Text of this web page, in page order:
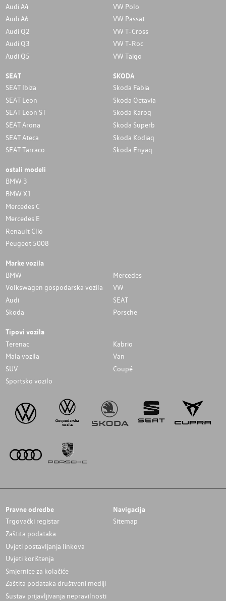
Audi A4
Audi A6
Audi Q2
Audi Q3
Audi Q5
VW Polo
VW Passat
VW T-Cross
VW T-Roc
VW Taigo
SEAT
SEAT Ibiza
SEAT Leon
SEAT Leon ST
SEAT Arona
SEAT Ateca
SEAT Tarraco
SKODA
Skoda Fabia
Skoda Octavia
Skoda Karoq
Skoda Superb
Skoda Kodiaq
Skoda Enyaq
ostali modeli
BMW 3
BMW X1
Mercedes C
Mercedes E
Renault Clio
Peugeot 5008
Marke vozila
BMW
Mercedes
Volkswagen gospodarska vozila
VW
Audi
SEAT
Skoda
Porsche
Tipovi vozila
Terenac
Kabrio
Mala vozila
Van
SUV
Coupé
Sportsko vozilo
Pravne odredbe
Trgovački registar
Zaštita podataka
Uvjeti postavljanja linkova
Uvjeti korištenja
Smjernice za kolačiće
Zaštita podataka društveni mediji
Sustav prijavljivanja nepravilnosti
Navigacija
Sitemap